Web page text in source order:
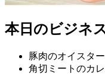
本日のビジネ
豚肉のオイスタ
角切ミートのカ